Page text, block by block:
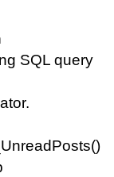
SQL query